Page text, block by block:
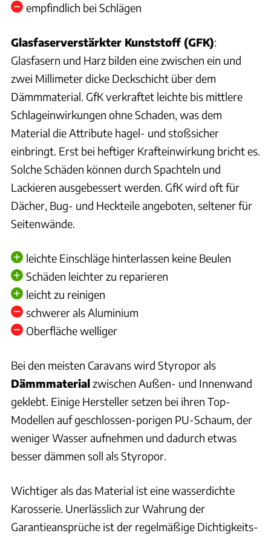
empfindlich bei Schlägen
Glasfaserverstärkter Kunststoff (GFK):
Glasfasern und Harz bilden eine zwischen ein und
zwei Millimeter dicke Deckschicht über dem
Dämmmaterial. GfK verkraftet leichte bis mittlere
Schlageinwirkungen ohne Schaden, was dem
Material die Attribute hagel- und stoßsicher
einbringt. Erst bei heftiger Krafteinwirkung bricht es.
Solche Schäden können durch Spachteln und
Lackieren ausgebessert werden. GfK wird oft für
Dächer, Bug- und Heckteile angeboten, seltener für
Seitenwände.
leichte Einschläge hinterlassen keine Beulen
Schäden leichter zu reparieren
leicht zu reinigen
schwerer als Aluminium
Oberfläche welliger
Bei den meisten Caravans wird Styropor als
Dämmmaterialzwischen Außen- und Innenwand
geklebt. Einige Hersteller setzen bei ihren Top-
Modellen auf geschlossen-porigen PU-Schaum, der
weniger Wasser aufnehmen und dadurch etwas
besser dämmen soll als Styropor.
Wichtiger als das Material ist eine wasserdichte
Karosserie. Unerlässlich zur Wahrung der
Garantieansprüche ist der regelmäßige Dichtigkeits-